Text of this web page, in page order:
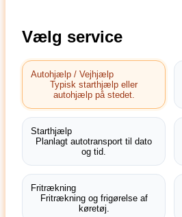
Vælg service
Autohjælp / Vejhjælp
Typisk starthjælp eller
autohjælp på stedet.
Starthjælp
Planlagt autotransport til dato
og tid.
Fritrækning
Fritrækning og frigørelse af
køretøj.